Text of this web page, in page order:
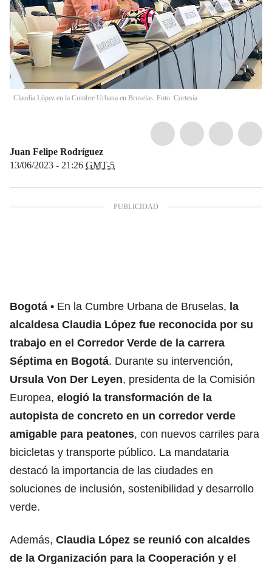
Claudia López en la Cumbre Urbana en Bruselas. Foto: Cortesía
Juan Felipe Rodríguez
13/06/2023 - 21:26 GMT-5
Bogotá En la Cumbre Urbana de Bruselas, la
alcaldesa Claudia López fue reconocida por su
trabajo en el Corredor Verde de la carrera
Séptima en Bogotá. Durante su intervención,
Ursula Von Der Leyen, presidenta de la Comisión
Europea, elogió la transformación de la
autopista de concreto en un corredor verde
amigable para peatones, con nuevos carriles para
bicicletas y transporte público. La mandataria
destacó la importancia de las ciudades en
soluciones de inclusión, sostenibilidad y desarrollo
verde.
Además, Claudia López se reunió con alcaldes
de la Organización para la Cooperación y el